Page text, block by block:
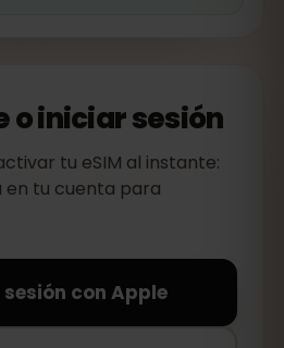
o iniciar sesión
tu eSIM al instante:
en tu cuenta para
con Apple